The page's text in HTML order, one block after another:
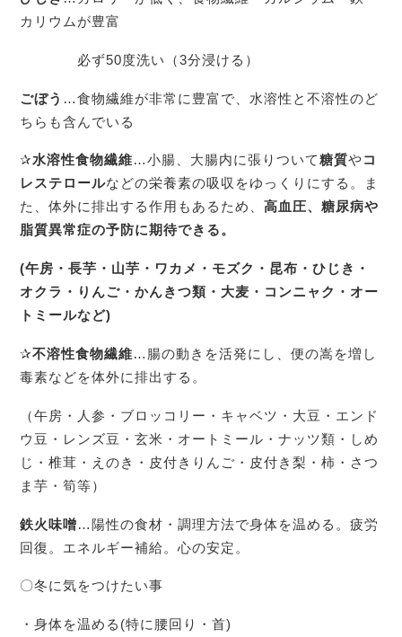
カリウムが豊富
必ず50度洗い（3分浸ける）
ごぼう …食物繊維が非常に豊富で、水溶性と不溶性のど
ちらも含んでいる
✰水溶性食物繊維…小腸、大腸内に張りついて糖質やコ
レステロールなどの栄養素の吸収をゆっくりにする。ま
た、体外に排出する作用もあるため、高血圧、糖尿病や
脂質異常症の予防に期待できる。
(午房・長芋・山芋・ワカメ・モズク・昆布・ひじき・
オクラ・りんご・かんきつ類・大麦・コンニャク・オー
トミールなど)
✰不溶性食物繊維…腸の動きを活発にし、便の嵩を増し
毒素などを体外に排出する。
（午房・人参・ブロッコリー・キャベツ・大豆・エンド
ウ豆・レンズ豆・玄米・オートミール・ナッツ類・しめ
じ・椎茸・えのき・皮付きりんご・皮付き梨・柿・さつ
ま芋・筍等）
鉄火味噌…陽性の食材・調理方法で身体を温める。疲労
回復。エネルギー補給。心の安定。
〇冬に気をつけたい事
・身体を温める(特に腰回り・首)